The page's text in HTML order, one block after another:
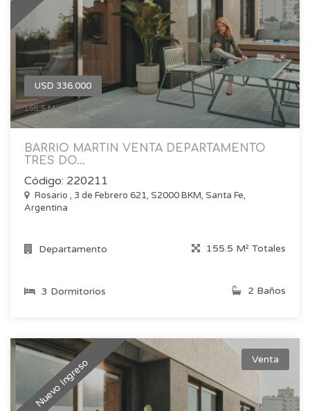
USD 336.000
155.5 M² Totales 15
BARRIO MARTIN VENTA DEPARTAMENTO
TRES DO...
Código: 220211
Rosario , 3 de Febrero 621, S2000 BKM, Santa Fe,
Argentina
Departamento 155.5 M² Totales
3 Dormitorios 2 Baños
Nuevo Ingreso Venta